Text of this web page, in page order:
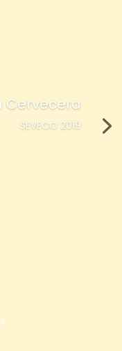
Cervecera
SEVECO 2019